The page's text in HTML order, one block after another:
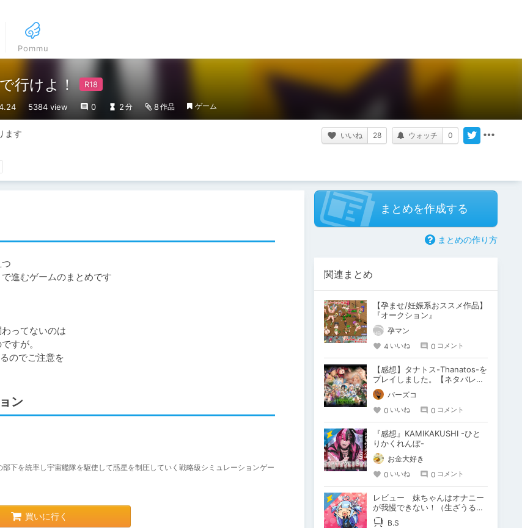
Pommu
行けよ！
5384 view 0 2 分 8作品 ゲーム
ます
いいね 28 ウォッチ 0
進むゲームのまとめです
ってないのは
すが。
のでご注意を
ン
部下を統率し宇宙艦隊を駆使して惑星を制圧していく戦略級シミュレーションゲー
買いに行く
まとめを作成する
まとめの作り方
関連まとめ
【孕ませ/妊娠系おススメ作品】
『オークション』
孕マン
4 いいね 0 コメント
【感想】タナトス-Thanatos-を
プレイしました。【ネタバレ注
意】
バーズコ
0 いいね 0 コメント
『感想』KAMIKAKUSHI -ひと
りかくれんぼ-
お金大好き
0 いいね 0 コメント
レビュー 妹ちゃんはオナニー
が我慢できない！（生ざうる
す 様）
B.S